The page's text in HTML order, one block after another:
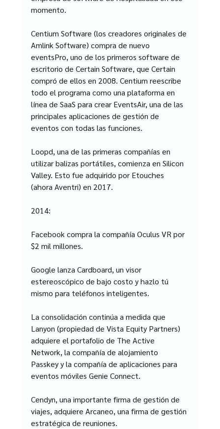
momento.
Centium Software (los creadores originales de
Amlink Software) compra de nuevo
eventsPro, uno de los primeros software de
escritorio de Certain Software, que Certain
compró de ellos en 2008. Centium reescribe
todo el programa como una plataforma en
línea de SaaS para crear EventsAir, una de las
principales aplicaciones de gestión de
eventos con todas las funciones.
Loopd, una de las primeras compañías en
utilizar balizas portátiles, comienza en Silicon
Valley. Esto fue adquirido por Etouches
(ahora Aventri) en 2017.
2014:
Facebook compra la compañía Oculus VR por
$2 mil millones.
Google lanza Cardboard, un visor
estereoscópico de bajo costo y hazlo tú
mismo para teléfonos inteligentes.
La consolidación continúa a medida que
Lanyon (propiedad de Vista Equity Partners)
adquiere el portafolio de The Active
Network, la compañía de alojamiento
Passkey y la compañía de aplicaciones para
eventos móviles Genie Connect.
Cendyn, una importante firma de gestión de
viajes, adquiere Arcaneo, una firma de gestión
estratégica de reuniones.